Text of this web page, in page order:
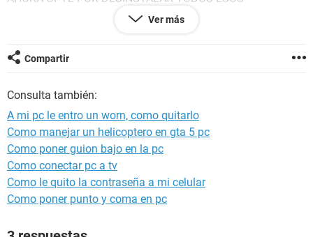
PROGRAMAS Y COMENZAR DE CERO CON LA AYUDA DE
ALGUIEN QUE SE APIADE DE MI Y ME DIGA COMO HACER
SI ALGUIEN PUDIERA AYUDARME, EN SERIO QUE SE LOS
AGRADECERIA DE ANTE MANO...
Ver más
Compartir
Consulta también:
A mi pc le entro un worn, como quitarlo
Como manejar un helicoptero en gta 5 pc
Como poner guion bajo en la pc
Como conectar pc a tv
Como le quito la contraseña a mi celular
Como poner punto y coma en pc